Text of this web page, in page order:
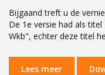
Bijgaand treft u de
De 1e versie had als
Wkb", echter deze titel
Lees meer